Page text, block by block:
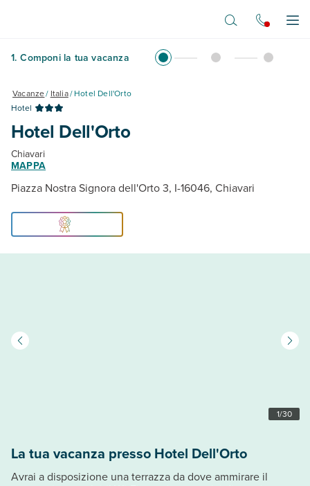
1. Componi la tua vacanza
Vacanze/ Italia/Hotel Dell'Orto
Hotel
Hotel Dell'Orto
Chiavari
MAPPA
Piazza Nostra Signora dell'Orto 3, I-16046, Chiavari
1/30
La tua vacanza presso Hotel Dell'Orto
Avrai a disposizione una terrazza da dove ammirare il